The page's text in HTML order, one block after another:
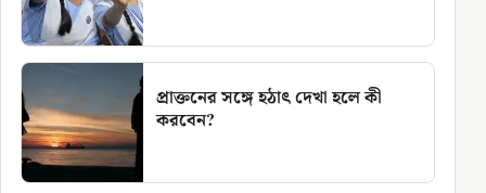
প্রাক্তনের সঙ্গে হঠাৎ দেখা হলে কী
করবেন?